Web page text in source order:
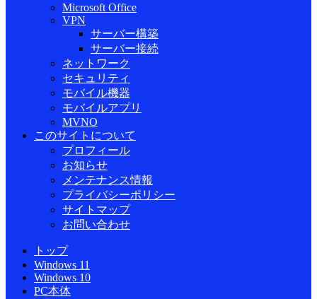
Microsoft Office
VPN
サーバー構築
サーバー接続
ネットワーク
セキュリティ
モバイル機器
モバイルアプリ
MVNO
このサイトについて
プロフィール
お知らせ
メンテナンス情報
プライバシーポリシー
サイトマップ
お問い合わせ
トップ
Windows 11
Windows 10
PC本体